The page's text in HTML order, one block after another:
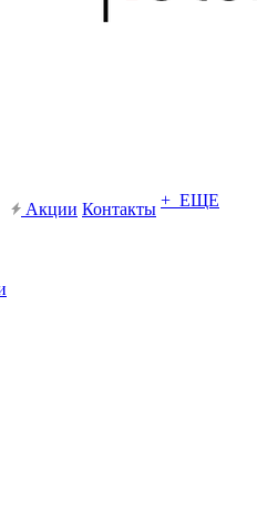
Акции Контакты + ЕЩЕ